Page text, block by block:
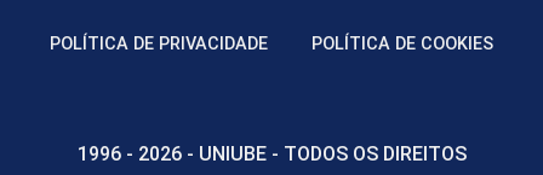
POLÍTICA DE PRIVACIDADE POLÍTICA DE COOKIES
1996 - 2026 - UNIUBE - TODOS OS DIREITOS